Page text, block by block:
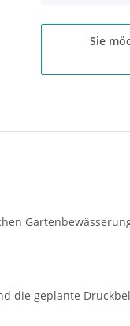
Sie
die geplante